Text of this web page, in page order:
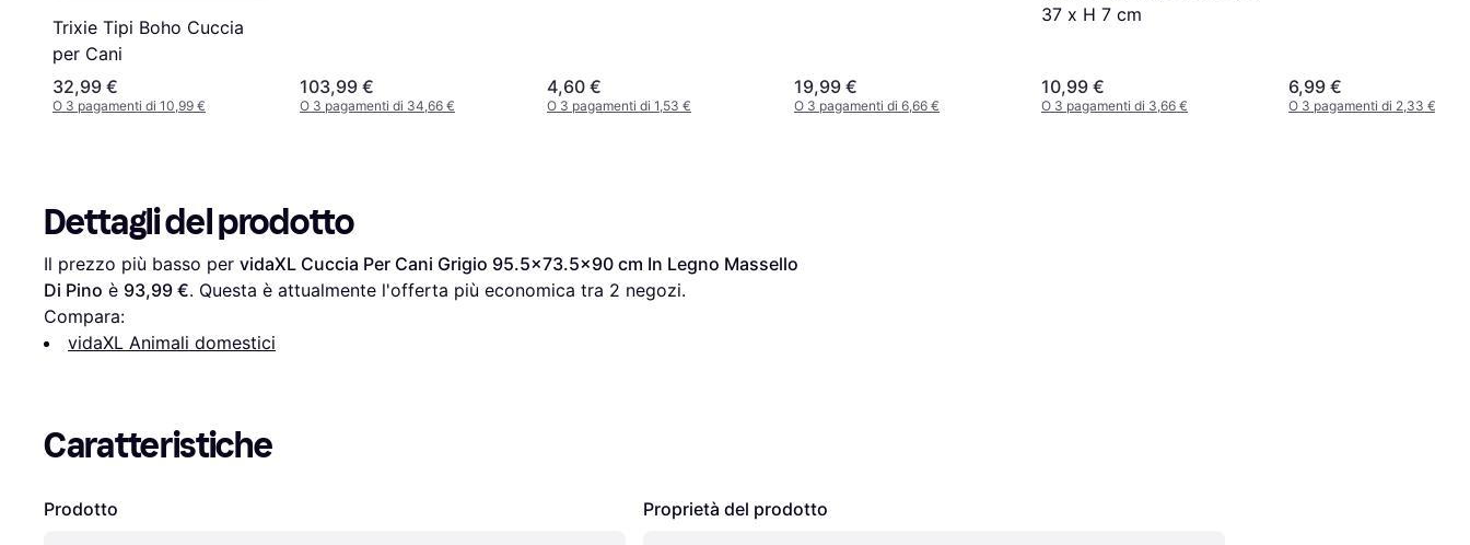
Trixie Tipi Boho Cuccia
per Cani
32,99 €
O 3 pagamenti di 10,99 €
103,99 €
O 3 pagamenti di 34,66 €
4,60 €
O 3 pagamenti di 1,53 €
19,99 €
O 3 pagamenti di 6,66 €
37 x H 7 cm
10,99 €
O 3 pagamenti di 3,66 €
6,99 €
O 3 pagamenti di 2,33 €
Dettagli del prodotto
Il prezzo più basso per vidaXL Cuccia Per Cani Grigio 95.5x73.5x90 cm In Legno Massello
Di Pino è 93,99 €. Questa è attualmente l'offerta più economica tra 2 negozi.
Compara:
vidaXL Animali domestici
Caratteristiche
Prodotto Proprietà del prodotto